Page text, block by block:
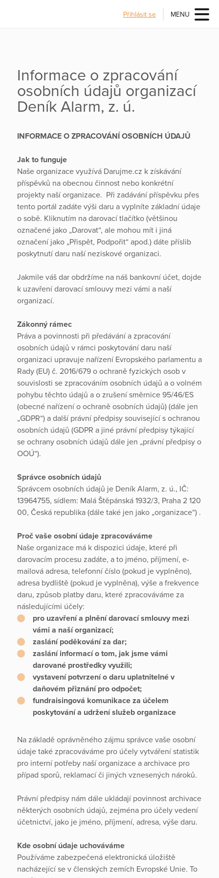
Přihlásit se MENU
Informace o zpracování
osobních údajů organizací
Deník Alarm, z. ú.
INFORMACE O ZPRACOVÁNÍ OSOBNÍCH ÚDAJŮ
Jak to funguje
Naše organizace využívá Darujme.cz k získávání
příspěvků na obecnou činnost nebo konkrétní
projekty naší organizace. Při zadávání příspěvku přes
tento portál zadáte výši daru a vyplníte základní údaje
o sobě. Kliknutím na darovací tlačítko (většinou
označené jako „Darovat“, ale mohou mít i jiná
označení jako „Přispět, Podpořit“ apod.) dáte příslib
poskytnutí daru naší neziskové organizaci.
Jakmile váš dar obdržíme na náš bankovní účet, dojde
k uzavření darovací smlouvy mezi vámi a naší
organizací.
Zákonný rámec
Práva a povinnosti při předávání a zpracování
osobních údajů v rámci poskytování daru naší
organizaci upravuje nařízení Evropského parlamentu a
Rady (EU) č. 2016/679 o ochraně fyzických osob v
souvislosti se zpracováním osobních údajů a o volném
pohybu těchto údajů a o zrušení směrnice 95/46/ES
(obecné nařízení o ochraně osobních údajů) (dále jen
„GDPR“) a další právní předpisy související s ochranou
osobních údajů (GDPR a jiné právní předpisy týkající
se ochrany osobních údajů dále jen „právní předpisy o
OOÚ“).
Správce osobních údajů
Správcem osobních údajů je Deník Alarm, z. ú., IČ:
13964755, sídlem: Malá Štěpánská 1932/3, Praha 2 120
00, Česká republika (dále také jen jako „organizace“) .
Proč vaše osobní údaje zpracováváme
Naše organizace má k dispozici údaje, které při
darovacím procesu zadáte, a to jméno, příjmení, e-
mailová adresa, telefonní číslo (pokud je vyplněno),
adresa bydliště (pokud je vyplněna), výše a frekvence
daru, způsob platby daru, které zpracováváme za
následujícími účely:
pro uzavření a plnění darovací smlouvy mezi
vámi a naší organizací;
zaslání poděkování za dar;
zaslání informací o tom, jak jsme vámi
darované prostředky využili;
vystavení potvrzení o daru uplatnitelné v
daňovém přiznání pro odpočet;
fundraisingová komunikace za účelem
poskytování a udržení služeb organizace
Na základě oprávněného zájmu správce vaše osobní
údaje také zpracováváme pro účely vytváření statistik
pro interní potřeby naší organizace a archivace pro
případ sporů, reklamací či jiných vznesených nároků.
Právní předpisy nám dále ukládají povinnost archivace
některých osobních údajů, zejména pro účely vedení
účetnictví, jako je jméno, příjmení, adresa, výše daru.
Kde osobní údaje uchováváme
Používáme zabezpečená elektronická úložiště
nacházející se v členských zemích Evropské Unie. To